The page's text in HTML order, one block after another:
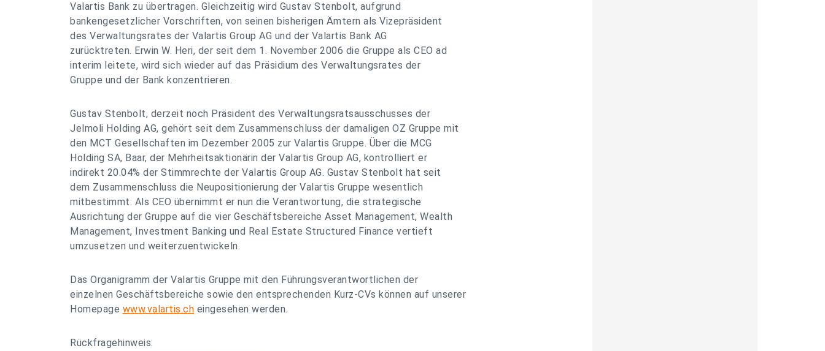
Valartis Bank zu übertragen. Gleichzeitig wird Gustav Stenbolt, aufgrund
bankengesetzlicher Vorschriften, von seinen bisherigen Ämtern als Vizepräsident
des Verwaltungsrates der Valartis Group AG und der Valartis Bank AG
zurücktreten. Erwin W. Heri, der seit dem 1. November 2006 die Gruppe als CEO ad
interim leitete, wird sich wieder auf das Präsidium des Verwaltungsrates der
Gruppe und der Bank konzentrieren.
Gustav Stenbolt, derzeit noch Präsident des Verwaltungsratsausschusses der
Jelmoli Holding AG, gehört seit dem Zusammenschluss der damaligen OZ Gruppe mit
den MCT Gesellschaften im Dezember 2005 zur Valartis Gruppe. Über die MCG
Holding SA, Baar, der Mehrheitsaktionärin der Valartis Group AG, kontrolliert er
indirekt 20.04% der Stimmrechte der Valartis Group AG. Gustav Stenbolt hat seit
dem Zusammenschluss die Neupositionierung der Valartis Gruppe wesentlich
mitbestimmt. Als CEO übernimmt er nun die Verantwortung, die strategische
Ausrichtung der Gruppe auf die vier Geschäftsbereiche Asset Management, Wealth
Management, Investment Banking und Real Estate Structured Finance vertieft
umzusetzen und weiterzuentwickeln.
Das Organigramm der Valartis Gruppe mit den Führungsverantwortlichen der
einzelnen Geschäftsbereiche sowie den entsprechenden Kurz-CVs können auf unserer
Homepage www.valartis.ch eingesehen werden.
Rückfragehinweis: